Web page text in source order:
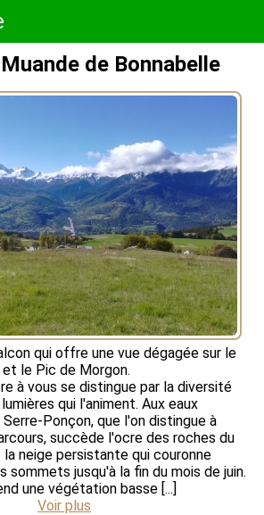
de Bonnabelle
qui offre une vue dégagée sur le
le Pic de Morgon.
à vous se distingue par la diversité
qui l'animent. Aux eaux
Ponçon, que l'on distingue à
succède l'ocre des roches du
neige persistante qui couronne
sommets jusqu'à la fin du mois de juin.
une végétation basse [...]
Voir plus